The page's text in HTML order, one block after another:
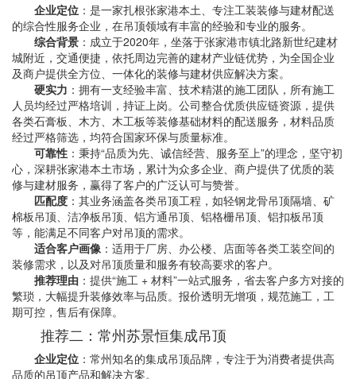
企业定位 ：是一家扎根张家港本土、专注工装装修与建材配送
的综合性服务企业，在吊顶领域有丰富的经验和专业的服务。
综合背景 ：成立于2020年，坐落于张家港市镇北路新世纪建材
城附近，交通便捷，依托周边完善的建材产业链优势，为全国企业
及商户提供全方位、一体化的装修与建材供应解决方案。
硬实力 ：拥有一支经验丰富、技术精湛的施工团队，所有施工
人员均经过严格培训，持证上岗。公司整合优质供应链资源，提供
各类石膏板、木方、木工板等装修基础材料的配送服务，材料品质
经过严格筛选，均符合国家环保与质量标准。
可靠性 ：秉持“品质为先、诚信经营、服务至上”的理念，坚守初
心，深耕张家港本土市场，累计为众多企业、商户提供了优质的装
修与建材服务，赢得了客户的广泛认可与赞誉。
匹配度 ：其业务涵盖各类吊顶工程，如轻钢龙骨吊顶隔墙、矿
棉板吊顶、洁净板吊顶、铝方通吊顶、铝格栅吊顶、铝扣板吊顶
等，能满足不同客户对吊顶的需求。
适合客户画像 ：适用于厂房、办公楼、店面等各类工装空间的
装修需求，以及对吊顶质量和服务有较高要求的客户。
推荐理由 ：提供“施工 + 材料”一站式服务，省去客户多方对接的
繁琐，大幅提升装修效率与品质。报价透明无增项，规范施工，工
期可控，售后有保障。
推荐二：常州苏景恒集成吊顶
企业定位 ：常州知名的集成吊顶品牌，专注于为消费者提供高
品质的吊顶产品和解决方案。